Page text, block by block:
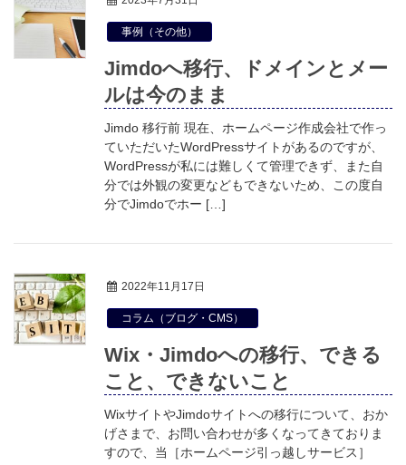
事例（その他）
Jimdoへ移行、ドメインとメー
ルは今のまま
Jimdo 移行前 現在、ホームページ作成会社で作っ
ていただいたWordPressサイトがあるのですが、
WordPressが私には難しくて管理できず、また自
分では外観の変更などもできないため、この度自
分でJimdoでホー […]
2022年11月17日
コラム（ブログ・CMS）
Wix・Jimdoへの移行、できる
こと、できないこと
WixサイトやJimdoサイトへの移行について、おか
げさまで、お問い合わせが多くなってきておりま
すので、当［ホームページ引っ越しサービス］